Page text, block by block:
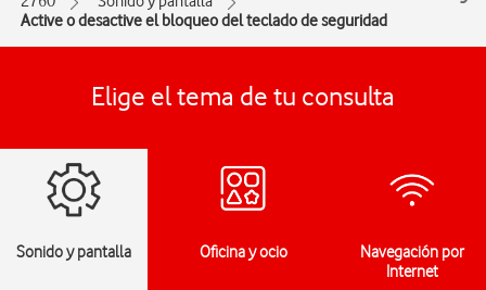
Active o desactive el bloqueo del teclado de seguridad
Elige el tema de tu consulta
Sonido y pantalla Oficina y ocio
Navegación por
Internet